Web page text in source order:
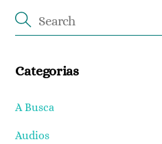
Categorias
A Busca
Audios